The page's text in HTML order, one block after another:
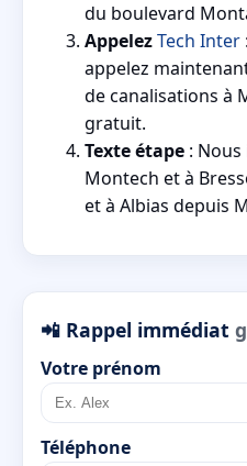
du boulevard
AppelezTech Inter
appelez
de canalisations à
gratuit.
Texte étape :
Montech et à
et à Albias depuis
📲 Rappel immédiat
Votre prénom
Téléphone